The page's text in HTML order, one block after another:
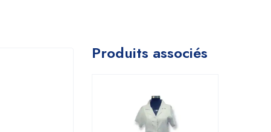
Produits associés